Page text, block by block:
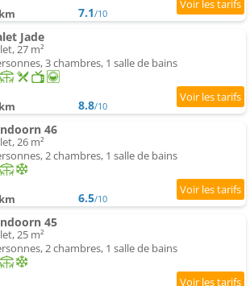
7.1/10
Jade
27 m²
3 chambres, 1 salle de bains
8.8/10
46
26 m²
2 chambres, 1 salle de bains
6.5/10
45
25 m²
2 chambres, 1 salle de bains